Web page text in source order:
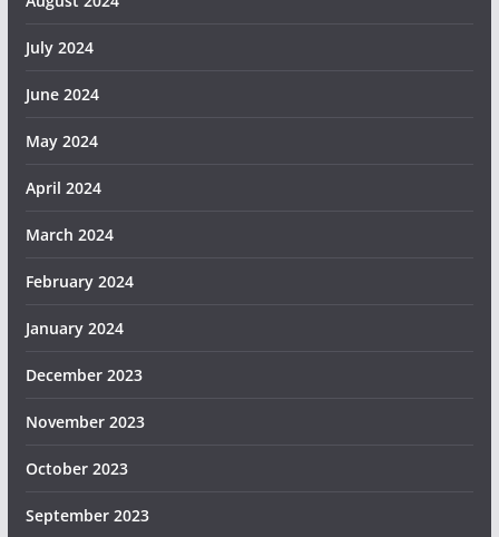
July 2024
June 2024
May 2024
April 2024
March 2024
February 2024
January 2024
December 2023
November 2023
October 2023
September 2023